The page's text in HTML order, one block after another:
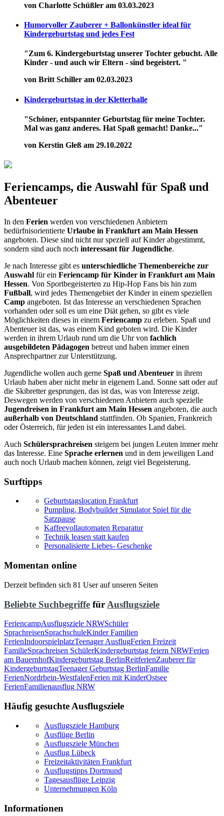
von Charlotte Schüßler am 03.03.2023
Humorvoller Zauberer + Ballonkünstler ideal für
Kindergeburtstag und jedes Fest
"Zum 6. Kindergeburtstag unserer Tochter gebucht. Alle
Kinder - und auch wir Eltern - sind begeistert. "
von Britt Schiller am 02.03.2023
Kindergeburtstag in der Kletterhalle
"Schöner, entspannter Geburtstag für meine Tochter.
Mal was ganz anderes. Hat Spaß gemacht! Danke..."
von Kerstin Gleß am 29.10.2022
Feriencamps, die Auswahl für Spaß und
Abenteuer
In den Ferien werden von verschiedenen Anbietern
bedürfnisorientierte Urlaube in Frankfurt am Main Hessen
angeboten. Diese sind nicht nur speziell auf Kinder abgestimmt,
sondern sind auch noch interessant für Jugendliche.
Je nach Interesse gibt es unterschiedliche Themenbereiche zur
Auswahl für ein Feriencamp für Kinder in Frankfurt am Main
Hessen. Von Sportbegeisterten zu Hip-Hop Fans bis hin zum
Fußball, wird jedes Themengebiet der Kinder in einem speziellen
Camp angeboten. Ist das Interesse an verschiedenen Sprachen
vorhanden oder soll es um eine Diät gehen, so gibt es viele
Möglichkeiten dieses in einem Feriencamp zu erleben. Spaß und
Abenteuer ist das, was einem Kind geboten wird. Die Kinder
werden in ihrem Urlaub rund um die Uhr von fachlich
ausgebildeten Pädagogen betreut und haben immer einen
Ansprechpartner zur Unterstützung.
Jugendliche wollen auch gerne Spaß und Abenteuer in ihrem
Urlaub haben aber nicht mehr in eigenem Land. Sonne satt oder auf
die Skibretter gesprungen, das ist das, was von Interesse zeigt.
Deswegen werden von verschiedenen Anbietern auch spezielle
Jugendreisen in Frankfurt am Main Hessen angeboten, die auch
außerhalb von Deutschland stattfinden. Ob Spanien, Frankreich
oder Österreich, für jeden ist ein interessantes Land dabei.
Auch Schülersprachreisen steigern bei jungen Leuten immer mehr
das Interesse. Eine Sprache erlernen und in dem jeweiligen Land
auch noch Urlaub machen können, zeigt viel Begeisterung.
Surftipps
Geburtstagslocation Frankfurt
Pumpling, Bodybuilder Simulator Spiel für die
Satzpause
Kaffeevollautomaten Reparatur
Technik leasen statt kaufen
Personalisierte Liebes- Geschenke
Momentan online
Derzeit befinden sich 81 User auf unseren Seiten
Beliebte Suchbegriffe für Ausflugsziele
FeriencampAusflugsziele NRWSchüler
SprachreisenSprachschuleKinder Familien
FerienIndoorspielplatzTeenager AusflugFerien Freizeit
FamilieSprachreisen SchülerKindergeburtstag feiern NRWFerien
am BauernhofKindergeburtstag BerlinReitferienZauberer für
KindergeburtstagTeenager Geburtstag BerlinFamilie
FerienNordrhein-WestfalenFerien mit KinderOstsee
FerienFamilienausflug NRW
Häufig gesuchte Ausflugsziele
Ausflugsziele Hamburg
Ausflüge Berlin
Ausflugsziele München
Ausflug Lübeck
Freizeitaktivitäten Frankfurt
Ausflugstipps Dortmund
Tagesausflüge Leipzig
Unternehmungen Köln
Informationen